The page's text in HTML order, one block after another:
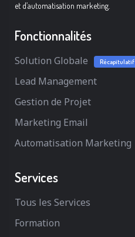
et d’automatisation marketing.
Fonctionnalités
Solution Globale Récapitulatif
Lead Management
Gestion de Projet
Marketing Email
Automatisation Marketing
Services
Tous les Services
Formation